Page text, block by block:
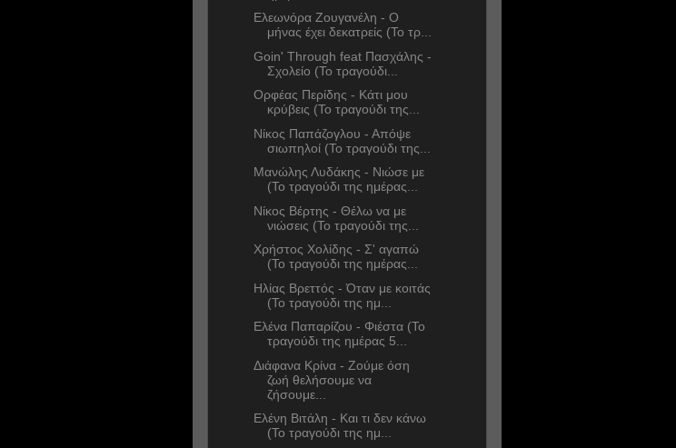
Ελεωνόρα Ζουγανέλη - Ο
μήνας έχει δεκατρείς (Το τρ...
Goin' Through feat Πασχάλης -
Σχολείο (Το τραγούδι...
Ορφέας Περίδης - Κάτι μου
κρύβεις (Το τραγούδι της...
Νίκος Παπάζογλου - Απόψε
σιωπηλοί (Το τραγούδι της...
Μανώλης Λυδάκης - Νιώσε με
(Το τραγούδι της ημέρας...
Νίκος Βέρτης - Θέλω να με
νιώσεις (Το τραγούδι της...
Χρήστος Χολίδης - Σ' αγαπώ
(Το τραγούδι της ημέρας...
Ηλίας Βρεττός - Όταν με κοιτάς
(Το τραγούδι της ημ...
Ελένα Παπαρίζου - Φιέστα (Το
τραγούδι της ημέρας 5...
Διάφανα Κρίνα - Ζούμε όση
ζωή θελήσουμε να
ζήσουμε...
Ελένη Βιτάλη - Και τι δεν κάνω
(Το τραγούδι της ημ...